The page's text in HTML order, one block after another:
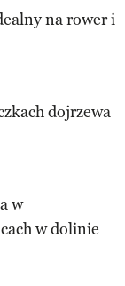
na rower i
dojrzewa
w
w dolinie